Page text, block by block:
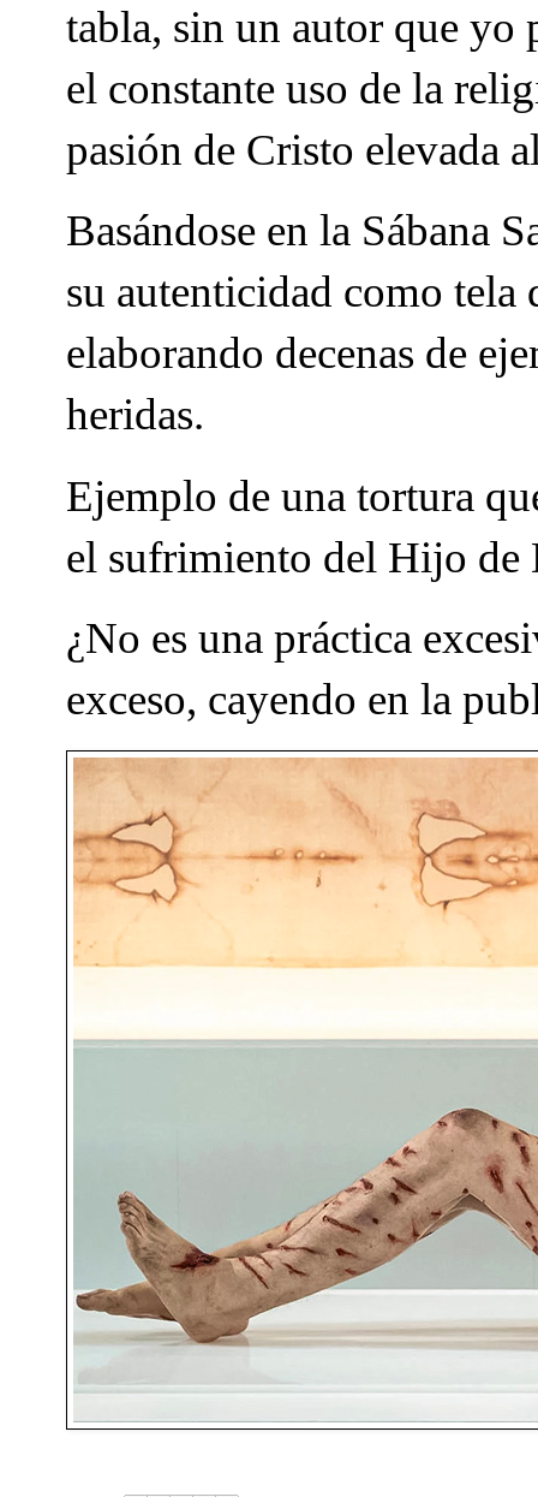
tabla, sin un autor que yo
el constante uso de la
pasión de Cristo elevada
Basándose en la Sábana
su autenticidad como tela
elaborando decenas de
heridas.
Ejemplo de una tortura
el sufrimiento del Hijo de
¿No es una práctica
exceso, cayendo en la